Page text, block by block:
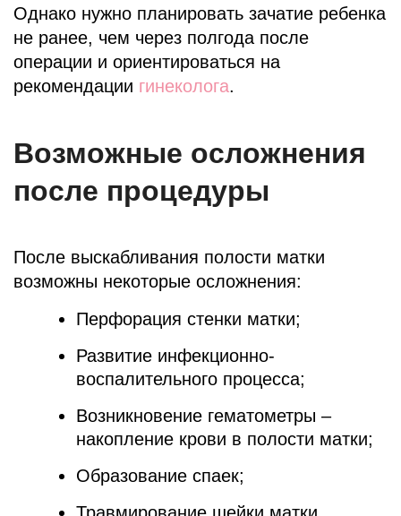
Однако нужно планировать зачатие ребенка
не ранее, чем через полгода после
операции и ориентироваться на
рекомендации гинеколога.
Возможные осложнения
после процедуры
После выскабливания полости матки
возможны некоторые осложнения:
Перфорация стенки матки;
Развитие инфекционно-
воспалительного процесса;
Возникновение гематометры –
накопление крови в полости матки;
Образование спаек;